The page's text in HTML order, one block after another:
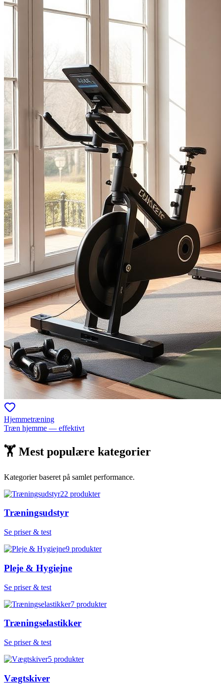
Hjemmetræning
Træn hjemme — effektivt
🏋 Mest populære kategorier
Kategorier baseret på samlet performance.
22 produkter
Træningsudstyr
Se priser & test
9 produkter
Pleje & Hygiejne
Se priser & test
7 produkter
Træningselastikker
Se priser & test
5 produkter
Vægtskiver